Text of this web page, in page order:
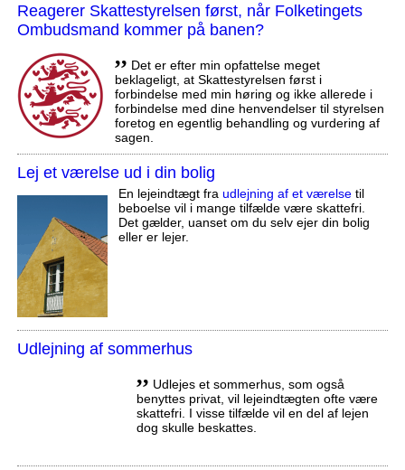
Reagerer Skattestyrelsen først, når Folketingets
Ombudsmand kommer på banen?
,, Det er efter min opfattelse meget
beklageligt, at Skattestyrelsen først i
forbindelse med min høring og ikke allerede i
forbindelse med dine henvendelser til styrelsen
foretog en egentlig behandling og vurdering af
sagen.
Lej et værelse ud i din bolig
En lejeindtægt fra udlejning af et værelsetil
beboelse vil i mange tilfælde være skattefri.
Det gælder, uanset om du selv ejer din bolig
eller er lejer.
Udlejning af sommerhus
,, Udlejes et sommerhus, som også
benyttes privat, vil lejeindtægten ofte være
skattefri. I visse tilfælde vil en del af lejen
dog skulle beskattes.